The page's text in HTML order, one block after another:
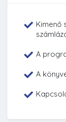
Kimenő
A
A